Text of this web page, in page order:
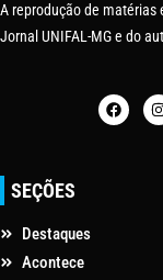
A reprodução de
Jornal UNIFAL-MG e do
SEÇÕES
Destaques
Acontece